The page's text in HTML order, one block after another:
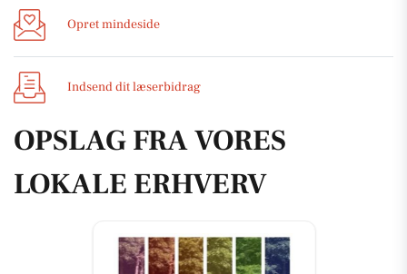
Opret mindeside
Indsend dit læserbidrag
OPSLAG FRA VORES
LOKALE ERHVERV